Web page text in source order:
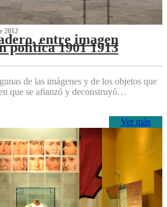
2012
entre imagen
política 1901 1913
de las imágenes y de los objetos que
que se afianzó y deconstruyó…
Ver más